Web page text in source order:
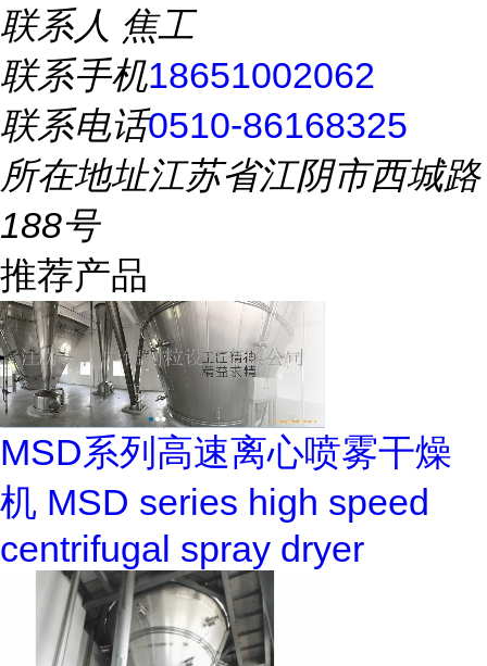
联系人 焦工
联系手机18651002062
联系电话0510-86168325
所在地址江苏省江阴市西城路
188号
推荐产品
MSD系列高速离心喷雾干燥
机 MSD series high speed
centrifugal spray dryer